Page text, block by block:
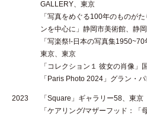
GALLERY、東京
「写真をめぐる100年のものが
ンを中心に」静岡市美術館、静岡
「写楽祭!-日本の写真集
東京、東京
「コレクション１ 彼女の肖像」
「Paris Photo 2024」グラン・パ
2023
「Square」ギャラリー58、東京
「ケアリング/マザーフッド：